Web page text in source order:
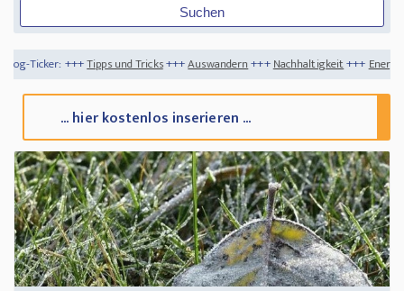
und Tricks+++Auswandern+++Nachhaltigkeit+++Energiekrise - So
... hier kostenlos inserieren ...